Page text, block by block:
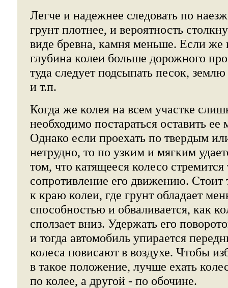
Легче и надежнее следовать по
грунт плотнее, и вероятность
виде бревна, камня меньше. Если же
глубина колеи больше дорожного
туда следует подсыпать песок,
и т.п.
Когда же колея на всем участке
необходимо постараться оставить
Однако если проехать по твердым
нетрудно, то по узким и мягким
том, что катящееся колесо
сопротивление его движению. Стоит
к краю колеи, где грунт обладает
способностью и обваливается, как
сползает вниз. Удержать его
и тогда автомобиль упирается
колеса повисают в воздухе. Чтобы
в такое положение, лучше ехать
по колее, а другой - по обочине.